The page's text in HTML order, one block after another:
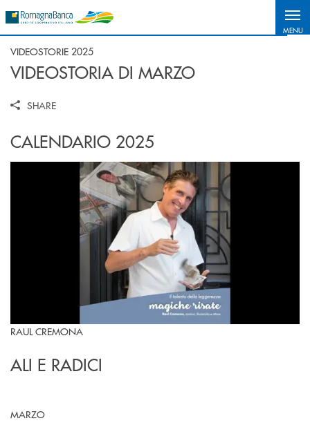
MENU
VIDEOSTORIE 2025
VIDEOSTORIA DI MARZO
SHARE
CALENDARIO 2025
RAUL CREMONA
ALI E RADICI
MARZO